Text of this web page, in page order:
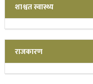
शाश्वत स्वास्थ्य
राजकारण